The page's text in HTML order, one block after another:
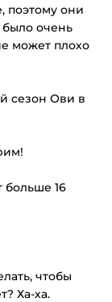
поэтому они
было очень
может плохо
сезон Ови в
больше 16
чтобы
Ха-ха.